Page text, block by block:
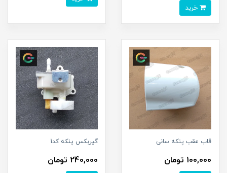
قاب عقب پنکه سانی
100,000 تومان
گیربکس پنکه کد1
240,000 تومان